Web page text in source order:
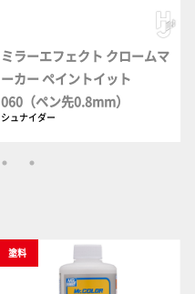
ミラーエフェクト クロームマ
ーカー ペイントイット
060（ペン先0.8mm）
シュナイダー
塗料